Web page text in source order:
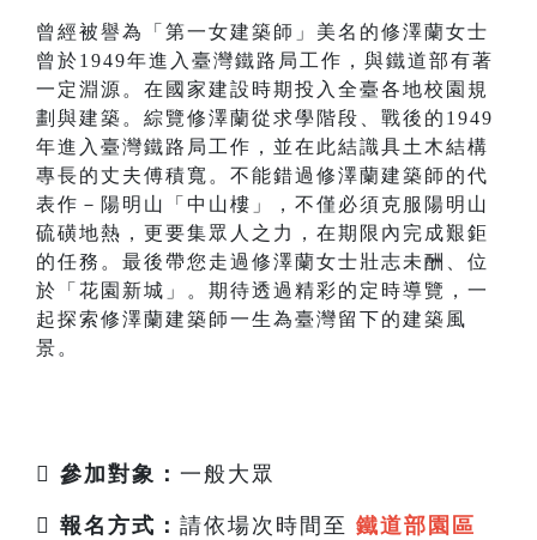
曾經被譽為「第一女建築師」美名的修澤蘭女士
曾於1949年進入臺灣鐵路局工作，與鐵道部有著
一定淵源。在國家建設時期投入全臺各地校園規
劃與建築。綜覽修澤蘭從求學階段、戰後的1949
年進入臺灣鐵路局工作，並在此結識具土木結構
專長的丈夫傅積寬。不能錯過修澤蘭建築師的代
表作－陽明山「中山樓」，不僅必須克服陽明山
硫磺地熱，更要集眾人之力，在期限內完成艱鉅
的任務。最後帶您走過修澤蘭女士壯志未酬、位
於「花園新城」。期待透過精彩的定時導覽，一
起探索修澤蘭建築師一生為臺灣留下的建築風
景。
 參加對象： 一般大眾
 報名方式： 請依場次時間至 鐵道部園區